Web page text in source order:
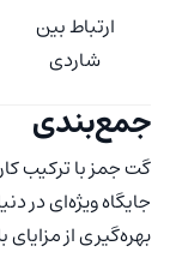
ارتباط بین
شاردی
جمع‌بندی
گت جمز با ترکیب